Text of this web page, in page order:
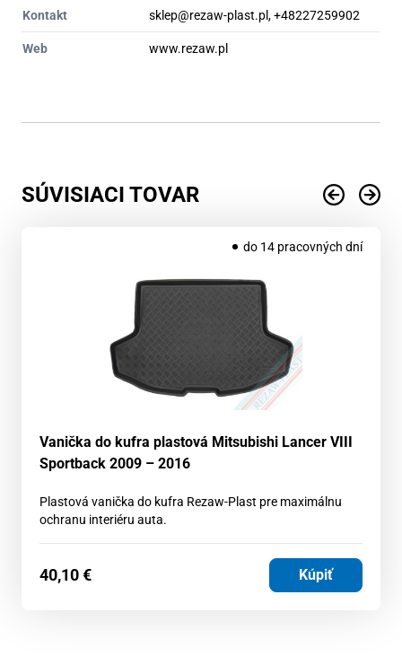
Kontakt sklep@rezaw-plast.pl, +48227259902
Web www.rezaw.pl
SÚVISIACI TOVAR
do 14 pracovných dní
Vanička do kufra plastová Mitsubishi Lancer VIII
Sportback 2009 – 2016
Plastová vanička do kufra Rezaw-Plast pre maximálnu
ochranu interiéru auta.
40,10€ Kúpiť